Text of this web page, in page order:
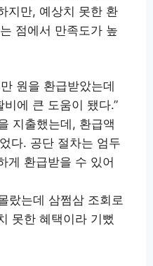
지만, 예상치 못한 환
점에서 만족도가 높
원을 환급받았는데
에 큰 도움이 됐다.”
지출했는데, 환급액
다. 공단 절차는 엄두
게 환급받을 수 있어
랐는데 삼쩜삼 조회로
못한 혜택이라 기뻤